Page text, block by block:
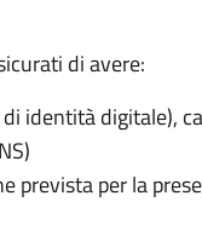
di avere:
identità digitale),
prevista per la